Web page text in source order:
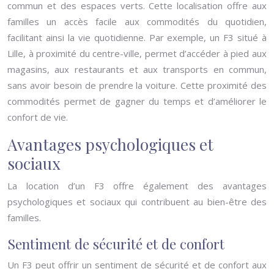
commun et des espaces verts. Cette localisation offre aux
familles un accès facile aux commodités du quotidien,
facilitant ainsi la vie quotidienne. Par exemple, un F3 situé à
Lille, à proximité du centre-ville, permet d’accéder à pied aux
magasins, aux restaurants et aux transports en commun,
sans avoir besoin de prendre la voiture. Cette proximité des
commodités permet de gagner du temps et d’améliorer le
confort de vie.
Avantages psychologiques et
sociaux
La location d’un F3 offre également des avantages
psychologiques et sociaux qui contribuent au bien-être des
familles.
Sentiment de sécurité et de confort
Un F3 peut offrir un sentiment de sécurité et de confort aux